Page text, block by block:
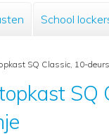
School
SQ Classic, 10-
SQ